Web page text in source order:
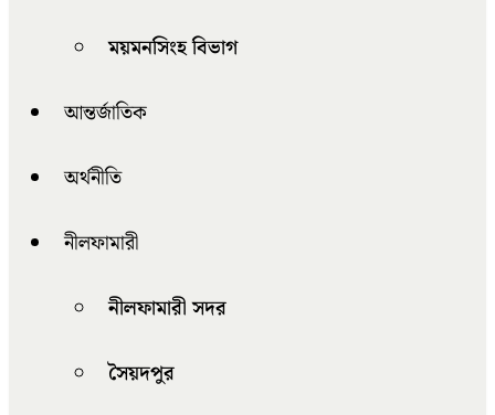
ময়মনসিংহ বিভাগ
আন্তর্জাতিক
অর্থনীতি
নীলফামারী
নীলফামারী সদর
সৈয়দপুর